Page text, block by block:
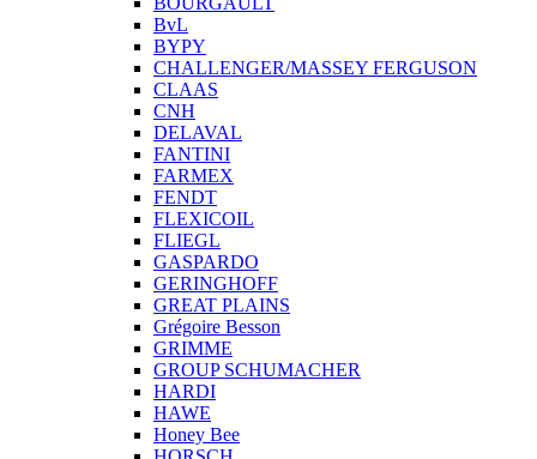
BvL
BYPY
CHALLENGER/MASSEY FERGUSON
CLAAS
CNH
DELAVAL
FANTINI
FARMEX
FENDT
FLEXICOIL
FLIEGL
GASPARDO
GERINGHOFF
GREAT PLAINS
Grégoire Besson
GRIMME
GROUP SCHUMACHER
HARDI
HAWE
Honey Bee